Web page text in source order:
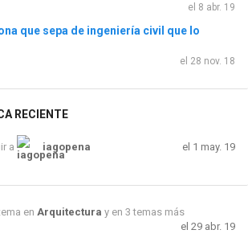
el 8 abr. 19
que sepa de ingeniería civil que lo
el 28 nov. 18
RECIENTE
a iagopena el 1 may. 19
en Arquitectura y en 3 temas más
el 29 abr. 19